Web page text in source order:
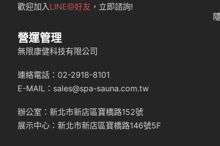
歡迎加入 LINE@好友 ，立即諮詢!
營運管理
無限康健科技有限公司
連絡電話：02-2918-8101
E-MAIL：sales@spa-sauna.com.tw
辦公室：新北市新店區寶橋路152號
展示中心：新北市新店區寶橋路146號5F